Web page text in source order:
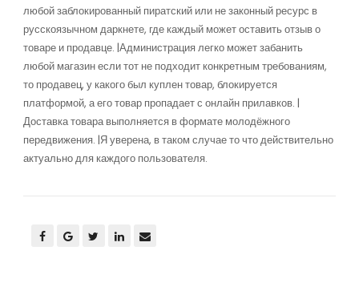
любой заблокированный пиратский или не законный ресурс в
русскоязычном даркнете, где каждый может оставить отзыв о
товаре и продавце. |Администрация легко может забанить
любой магазин если тот не подходит конкретным требованиям,
то продавец, у какого был куплен товар, блокируется
платформой, а его товар пропадает с онлайн прилавков. |
Доставка товара выполняется в формате молодёжного
передвижения. |Я уверена, в таком случае то что действительно
актуально для каждого пользователя.